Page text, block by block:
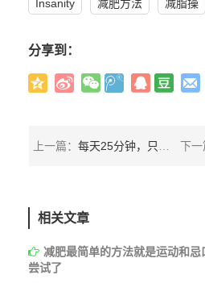
Insanity 减肥方法 减脂操
分享到：
上一篇： 每天25分钟，只用18周，Focus T25高强度减肥操 下一
相关文章
减肥最简单的方法就是运动和
尝试了